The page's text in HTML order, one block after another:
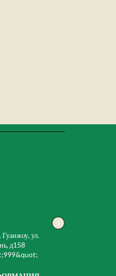
›
ул.
д158